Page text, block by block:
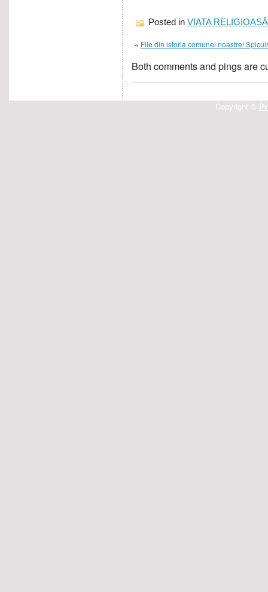
Posted in VIATA RELIGIOASĂ
« File din istoria comunei noastre!
Both comments and pings are
Copyright ©